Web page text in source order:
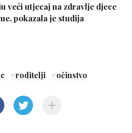
veći utjecaj na zdravlje djece
pokazala je studija
#roditelji #očinstvo